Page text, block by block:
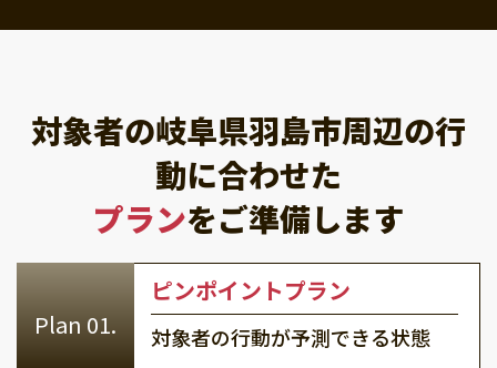
対象者の岐阜県羽島市周辺の行
動に合わせた
プランをご準備します
ピンポイントプラン
対象者の行動が予測できる状態